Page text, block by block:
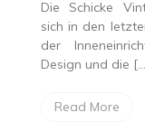
Die
Funktion der
beeinflusst
Read More